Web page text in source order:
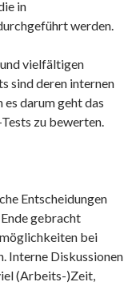
in
werden.
vielfältigen
sind deren internen
darum geht das
zu bewerten.
Entscheidungen
gebracht
bei
Interne Diskussionen
(Arbeits-)Zeit,